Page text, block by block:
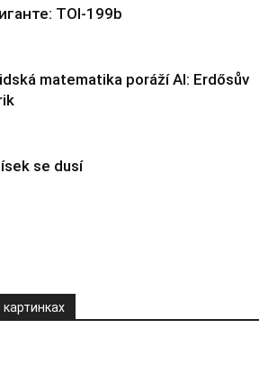
TOI-199b
matematika poráží AI: Erdősův
se dusí